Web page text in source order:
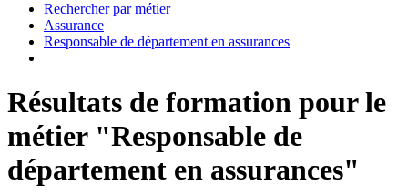
Rechercher par métier
Assurance
Responsable de département en assurances
Résultats de formation pour le
métier "Responsable de
département en assurances"